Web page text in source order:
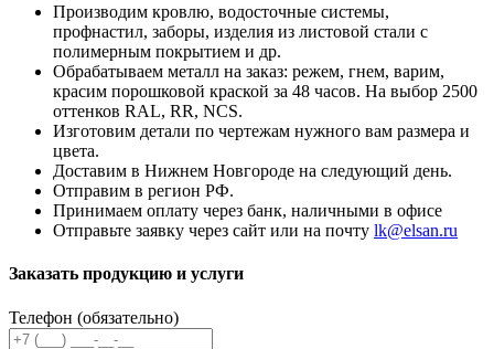
Производим кровлю, водосточные системы,
профнастил, заборы, изделия из листовой стали с
полимерным покрытием и др.
Обрабатываем металл на заказ: режем, гнем, варим,
красим порошковой краской за 48 часов. На выбор 2500
оттенков RAL, RR, NCS.
Изготовим детали по чертежам нужного вам размера и
цвета.
Доставим в Нижнем Новгороде на следующий день.
Отправим в регион РФ.
Принимаем оплату через банк, наличными в офисе
Отправьте заявку через сайт или на почту lk@elsan.ru
Заказать продукцию и услуги
Телефон (обязательно)